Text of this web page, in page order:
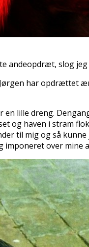
andeopdræt, slog
har
lille dreng.
og haven i stram
til mig og så
over mine